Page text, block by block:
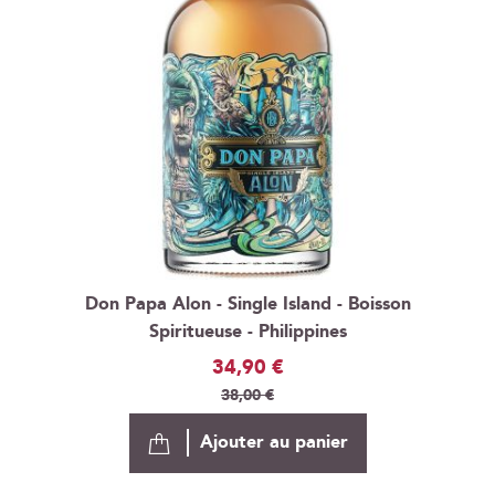
Don Papa Alon - Single Island - Boisson
Spiritueuse - Philippines
Prix
Spécial
34,90 €
38,00 €
Ajouter au panier